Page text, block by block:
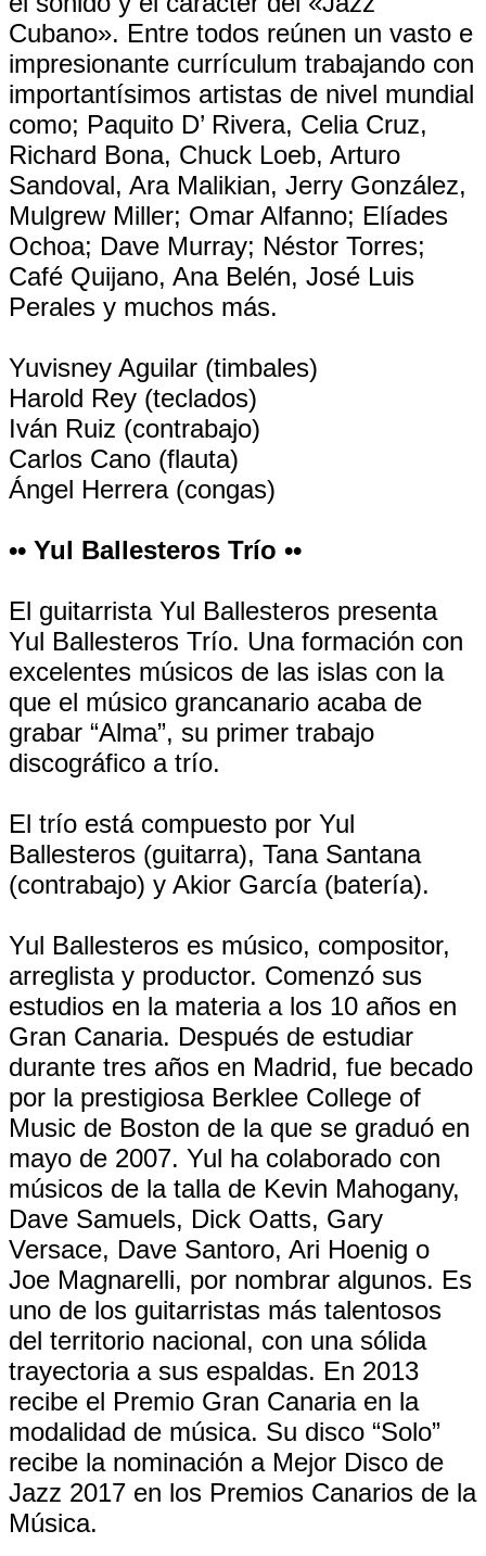
Cubano». Entre todos reúnen un vasto e
impresionante currículum trabajando con
importantísimos artistas de nivel mundial
como; Paquito D’ Rivera, Celia Cruz,
Richard Bona, Chuck Loeb, Arturo
Sandoval, Ara Malikian, Jerry González,
Mulgrew Miller; Omar Alfanno; Elíades
Ochoa; Dave Murray; Néstor Torres;
Café Quijano, Ana Belén, José Luis
Perales y muchos más.
Yuvisney Aguilar (timbales)
Harold Rey (teclados)
Iván Ruiz (contrabajo)
Carlos Cano (flauta)
Ángel Herrera (congas)
•• Yul Ballesteros Trío ••
El guitarrista Yul Ballesteros presenta
Yul Ballesteros Trío. Una formación con
excelentes músicos de las islas con la
que el músico grancanario acaba de
grabar “Alma”, su primer trabajo
discográfico a trío.
El trío está compuesto por Yul
Ballesteros (guitarra), Tana Santana
(contrabajo) y Akior García (batería).
Yul Ballesteros es músico, compositor,
arreglista y productor. Comenzó sus
estudios en la materia a los 10 años en
Gran Canaria. Después de estudiar
durante tres años en Madrid, fue becado
por la prestigiosa Berklee College of
Music de Boston de la que se graduó en
mayo de 2007. Yul ha colaborado con
músicos de la talla de Kevin Mahogany,
Dave Samuels, Dick Oatts, Gary
Versace, Dave Santoro, Ari Hoenig o
Joe Magnarelli, por nombrar algunos. Es
uno de los guitarristas más talentosos
del territorio nacional, con una sólida
trayectoria a sus espaldas. En 2013
recibe el Premio Gran Canaria en la
modalidad de música. Su disco “Solo”
recibe la nominación a Mejor Disco de
Jazz 2017 en los Premios Canarios de la
Música.